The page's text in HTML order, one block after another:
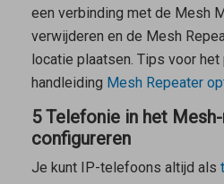
een verbinding met de Mesh
verwijderen en de Mesh
locatie plaatsen. Tips voor
handleiding Mesh Repeater
5 Telefonie in het
configureren
Je kunt IP-telefoons altijd als